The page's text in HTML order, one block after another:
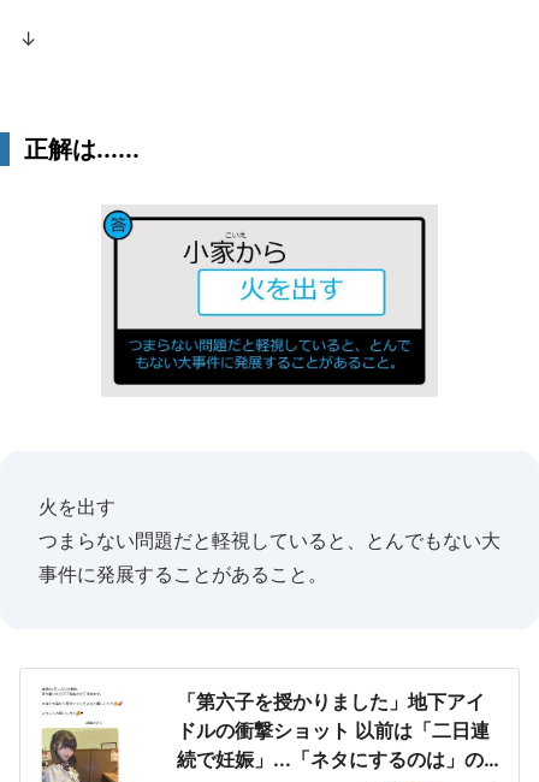
↓
正解は......
火を出す
つまらない問題だと軽視していると、とんでもない大
事件に発展することがあること。
「第六子を授かりました」地下アイ
ドルの衝撃ショット 以前は「二日連
続で妊娠」...「ネタにするのは」の